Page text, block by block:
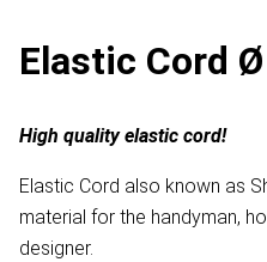
Elastic Cord
High quality elastic cord!
Elastic Cord also known as
material for the handyman,
designer.